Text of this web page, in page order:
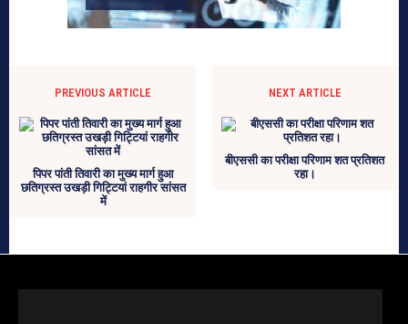
PREVIOUS ARTICLE
पिपर पांती तिवारी का मुख्य मार्ग हुआ
छतिग्रस्त उखड़ी गिट्टियां राहगीर सांसत
में
NEXT ARTICLE
बीएससी का परीक्षा परिणाम शत प्रतिशत
रहा।